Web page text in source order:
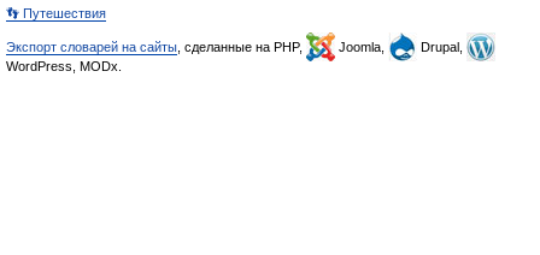
👣 Путешествия
Экспорт словарей на сайты , сделанные на PHP, Joomla,
Drupal,
WordPress, MODx.